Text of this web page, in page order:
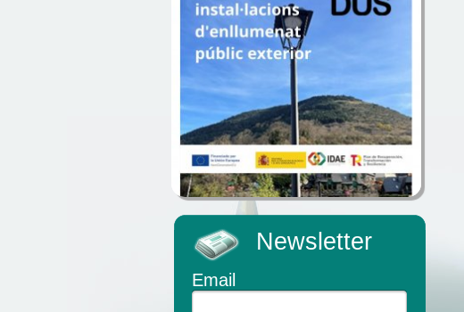
Newsletter
Email